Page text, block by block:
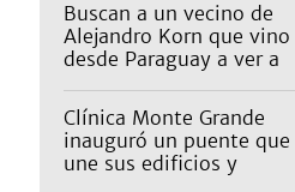
Buscan a un vecino de
Alejandro Korn que vino
desde Paraguay a ver a
Clínica Monte Grande
inauguró un puente que
une sus edificios y